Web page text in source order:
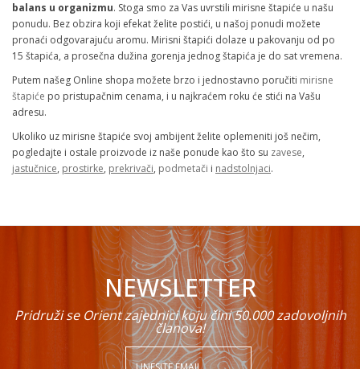
balans u organizmu. Stoga smo za Vas uvrstili mirisne štapiće u našu
ponudu. Bez obzira koji efekat želite postići, u našoj ponudi možete
pronaći odgovarajuću aromu. Mirisni štapići dolaze u pakovanju od po
15 štapića, a prosečna dužina gorenja jednog štapića je do sat vremena.
Putem našeg Online shopa možete brzo i jednostavno poručiti mirisne
štapiće po pristupačnim cenama, i u najkraćem roku će stići na Vašu
adresu.
Ukoliko uz mirisne štapiće svoj ambijent želite oplemeniti još nečim,
pogledajte i ostale proizvode iz naše ponude kao što su zavese,
jastučnice, prostirke, prekrivači, podmetači i nadstolnjaci.
NEWSLETTER
Pridruži se Orient zajednici koju čini 50.000 zadovoljnih
članova!